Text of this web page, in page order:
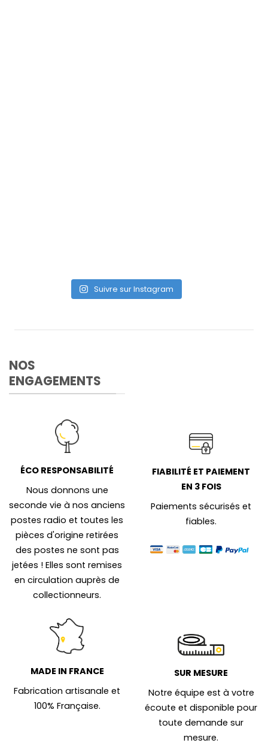
Suivre sur Instagram
NOS
ENGAGEMENTS
ÉCO RESPONSABILITÉ
Nous donnons une
seconde vie à nos anciens
postes radio et toutes les
pièces d'origine retirées
des postes ne sont pas
jetées ! Elles sont remises
en circulation auprès de
collectionneurs.
FIABILITÉ ET PAIEMENT
EN 3 FOIS
Paiements sécurisés et
fiables.
MADE IN FRANCE
Fabrication artisanale et
100% Française.
SUR MESURE
Notre équipe est à votre
écoute et disponible pour
toute demande sur
mesure.